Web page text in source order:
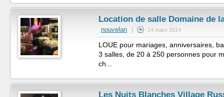
Location de salle Domaine de
nouvelan 14 mars 2014
LOUE pour mariages, anniversaires,
3 salles, de 20 à 250 personnes pour
ch...
Les Nuits Blanches Village